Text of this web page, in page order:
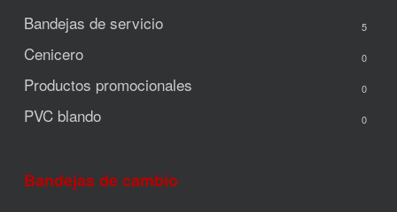
Bandejas de servicio 5
Cenicero 0
Productos promocionales 0
PVC blando 0
Bandejas de cambio